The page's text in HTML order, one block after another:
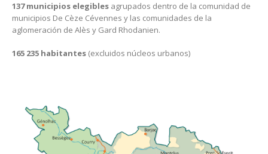
137 municipios elegibles agrupados dentro de la comunidad de
municipios De Cèze Cévennes y las comunidades de la
aglomeración de Alès y Gard Rhodanien.
165 235 habitantes (excluidos núcleos urbanos)